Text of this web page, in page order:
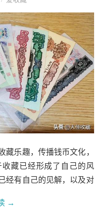
藏乐趣，传播钱币文化，
藏已经形成了自己的风
经有自己的见解，以及对
的定位，特别...
→